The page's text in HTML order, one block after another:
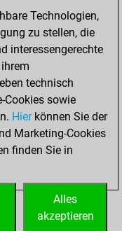
a
Technologien,
zu stellen, die
interessengerechte
technisch
Cookies sowie
Hierkönnen Sie der
Marketing-Cookies
finden Sie in
Alles
akzeptieren